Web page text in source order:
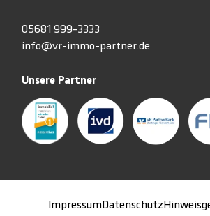
05681 999-3333
info@vr-immo-partner.de
Unsere Partner
ImpressumDatenschutz